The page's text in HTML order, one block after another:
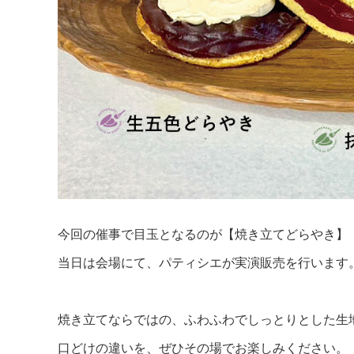
今回の催事で目玉となるのが【焼き立てどらやき】
当日は会場にて、パティシエが実演販売を行います
焼き立てならではの、ふわふわでしっとりとした生
口どけの違いを、ぜひその場でお楽しみください。